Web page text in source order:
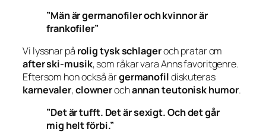
”Män är germanofiler och kvinnor är
frankofiler”
Vi lyssnar på rolig tysk schlageroch pratar om
after ski-musik, som råkar vara Anns favoritgenre.
Eftersom hon också ärgermanofildiskuteras
karnevaler,clownerochannan teutonisk humor.
”Det är tufft. Det är sexigt. Och det går
mig helt förbi.”